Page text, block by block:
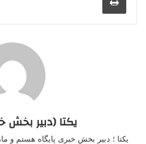
یکتا (دبیر بخش
یکتا ؛ دبیر بخش خبری پایگاه هستم و